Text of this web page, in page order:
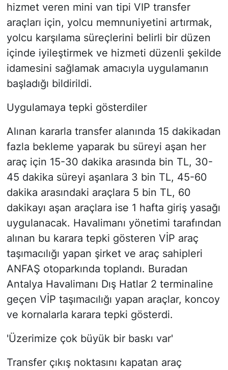
hizmet veren mini van tipi VIP transfer
araçları için, yolcu memnuniyetini artırmak,
yolcu karşılama süreçlerini belirli bir düzen
içinde iyileştirmek ve hizmeti düzenli şekilde
idamesini sağlamak amacıyla uygulamanın
başladığı bildirildi.
Uygulamaya tepki gösterdiler
Alınan kararla transfer alanında 15 dakikadan
fazla bekleme yaparak bu süreyi aşan her
araç için 15-30 dakika arasında bin TL, 30-
45 dakika süreyi aşanlara 3 bin TL, 45-60
dakika arasındaki araçlara 5 bin TL, 60
dakikayı aşan araçlara ise 1 hafta giriş yasağı
uygulanacak. Havalimanı yönetimi tarafından
alınan bu karara tepki gösteren VİP araç
taşımacılığı yapan şirket ve araç sahipleri
ANFAŞ otoparkında toplandı. Buradan
Antalya Havalimanı Dış Hatlar 2 terminaline
geçen VİP taşımacılığı yapan araçlar, koncoy
ve kornalarla karara tepki gösterdi.
'Üzerimize çok büyük bir baskı var'
Transfer çıkış noktasını kapatan araç